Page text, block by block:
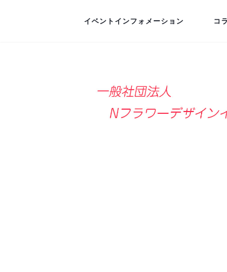
イベントインフォメーション コ